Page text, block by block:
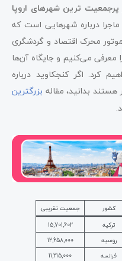
پرجمعیت ترین شهرهای اروپا
درباره شهرهایی است که
محرک اقتصاد و گردشگری
معرفی می‌کنیم و جایگاه آن‌ها
کرد. اگر کنجکاوید درباره
بدانید، مقاله بزرگترین
کشور
جمعیت تقریبی
ترکیه
15,701,602
روسیه
12,658,000
فرانسه
11,215,000